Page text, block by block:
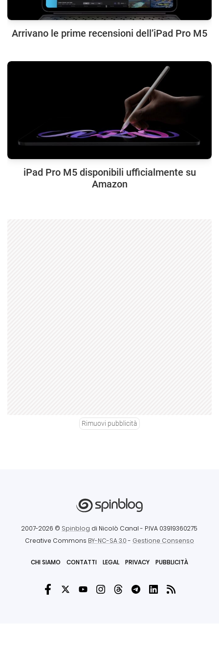
Arrivano le prime recensioni dell’iPad Pro M5
iPad Pro M5 disponibili ufficialmente su
Amazon
Rimuovi pubblicità
2007-2026 © Spinblog di Nicolò Canal - P.IVA 03919360275
Creative Commons BY-NC-SA 3.0- Gestione Consenso
CHI SIAMO CONTATTI LEGAL PRIVACY PUBBLICITÀ